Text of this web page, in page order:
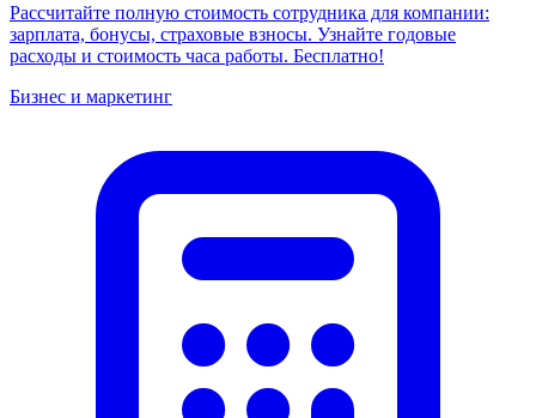
Рассчитайте полную стоимость сотрудника для компании:
зарплата, бонусы, страховые взносы. Узнайте годовые
расходы и стоимость часа работы. Бесплатно!
Бизнес и маркетинг